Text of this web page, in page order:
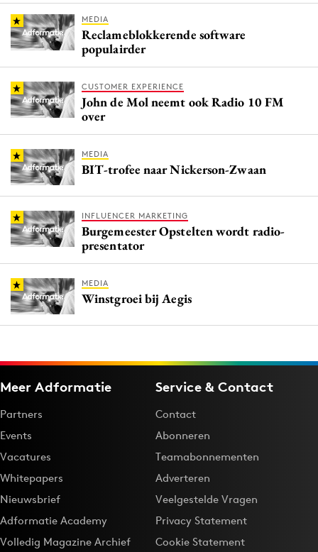
MEDIA
Reclameblokkerende software
populairder
CUSTOMER EXPERIENCE
John de Mol neemt ook Radio 10 FM
over
MEDIA
BIT-trofee naar Nickerson-Zwaan
INFLUENCER MARKETING
Burgemeester Opstelten wordt radio-
presentator
MEDIA
Winstgroei bij Aegis
Meer Adformatie
Partners
Events
Vacatures
Whitepapers
Nieuwsbrief
Adformatie Academy
Volledig Magazine Archief
Service & Contact
Contact
Abonneren
Teamabonnementen
Adverteren
Veelgestelde Vragen
Privacy Statement
Cookie Statement